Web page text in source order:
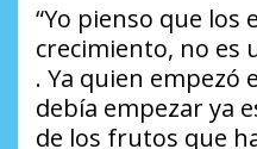
“Yo pienso que los
crecimiento, no es
. Ya quien empezó
debía empezar ya
de los frutos que